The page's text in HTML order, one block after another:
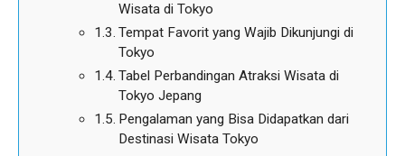
Wisata di Tokyo
Tempat Favorit yang Wajib Dikunjungi di
Tokyo
Tabel Perbandingan Atraksi Wisata di
Tokyo Jepang
Pengalaman yang Bisa Didapatkan dari
Destinasi Wisata Tokyo